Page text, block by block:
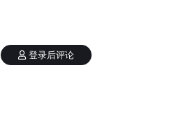
登录后评论